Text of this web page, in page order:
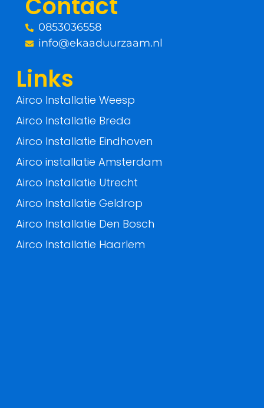
k
-
Contact
0853036558
info@ekaaduurzaam.nl
Links
Airco Installatie Weesp
Airco Installatie Breda
Airco Installatie Eindhoven
Airco installatie Amsterdam
Airco Installatie Utrecht
Airco Installatie Geldrop
Airco Installatie Den Bosch
Airco Installatie Haarlem